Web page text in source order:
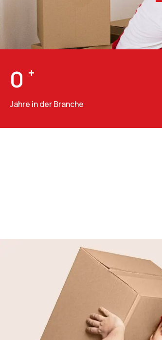
0 +
Jahre in der Branche